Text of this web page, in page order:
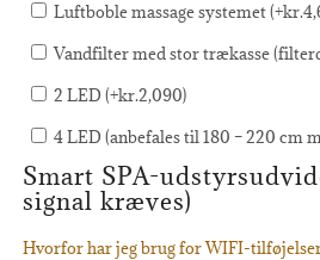
Luftboble massage systemet (+kr.
Vandfilter med stor trækasse
2 LED (+kr.2,090)
4 LED (anbefales til 180 – 220 cm
Smart SPA-
signal kræves)
Hvorfor har jeg brug for WIFI-